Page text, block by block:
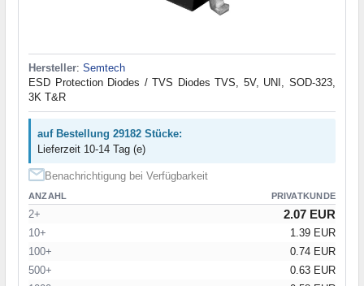
Hersteller: Semtech
ESD Protection Diodes / TVS Diodes TVS, 5V, UNI, SOD-323,
3K T&R
auf Bestellung 29182 Stücke:
Lieferzeit 10-14 Tag (e)
Benachrichtigung bei Verfügbarkeit
ANZAHL PRIVATKUNDE
2+ 2.07 EUR
10+
1.39 EUR
100+
0.74 EUR
500+
0.63 EUR